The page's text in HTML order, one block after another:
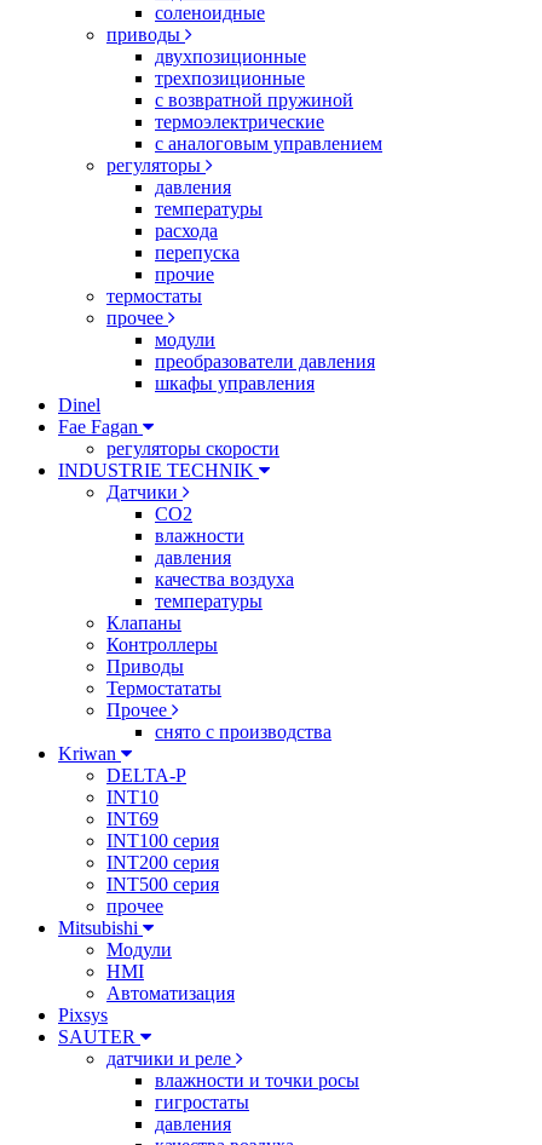
соленоидные
приводы
двухпозиционные
трехпозиционные
с возвратной пружиной
термоэлектрические
с аналоговым управлением
регуляторы
давления
температуры
расхода
перепуска
прочие
термостаты
прочее
модули
преобразователи давления
шкафы управления
Dinel
Fae Fagan
регуляторы скорости
INDUSTRIE TECHNIK
Датчики
CO2
влажности
давления
качества воздуха
температуры
Клапаны
Контроллеры
Приводы
Термостататы
Прочее
снято с производства
Kriwan
DELTA-P
INT10
INT69
INT100 серия
INT200 серия
INT500 серия
прочее
Mitsubishi
Модули
HMI
Автоматизация
Pixsys
SAUTER
датчики и реле
влажности и точки росы
гигростаты
давления